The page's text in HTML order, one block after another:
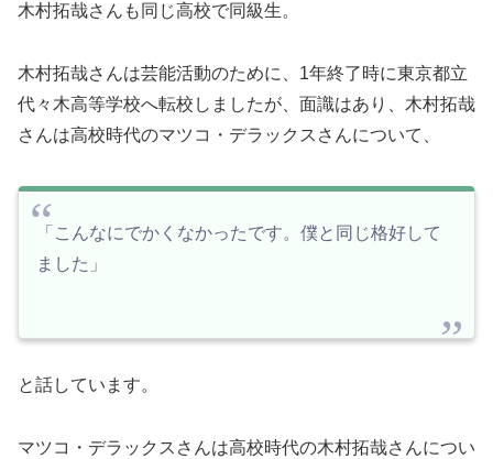
木村拓哉さんも同じ高校で同級生。
木村拓哉さんは芸能活動のために、1年終了時に東京都立
代々木高等学校へ転校しましたが、面識はあり、木村拓哉
さんは高校時代のマツコ・デラックスさんについて、
「こんなにでかくなかったです。僕と同じ格好して
ました」
と話しています。
マツコ・デラックスさんは高校時代の木村拓哉さんについ